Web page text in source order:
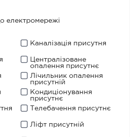
електромережі
Каналізація присутня
Централізоване
опалення присутнє
Лічильник опалення
присутній
Кондиціонування
присутнє
Телебачення присутнє
Ліфт присутній